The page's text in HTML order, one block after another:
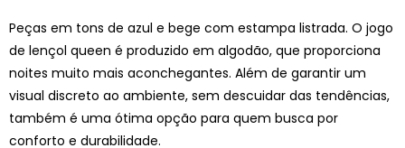
Peças em tons de azul e bege com estampa listrada. O jogo
de lençol queen é produzido em algodão, que proporciona
noites muito mais aconchegantes. Além de garantir um
visual discreto ao ambiente, sem descuidar das tendências,
também é uma ótima opção para quem busca por
conforto e durabilidade.